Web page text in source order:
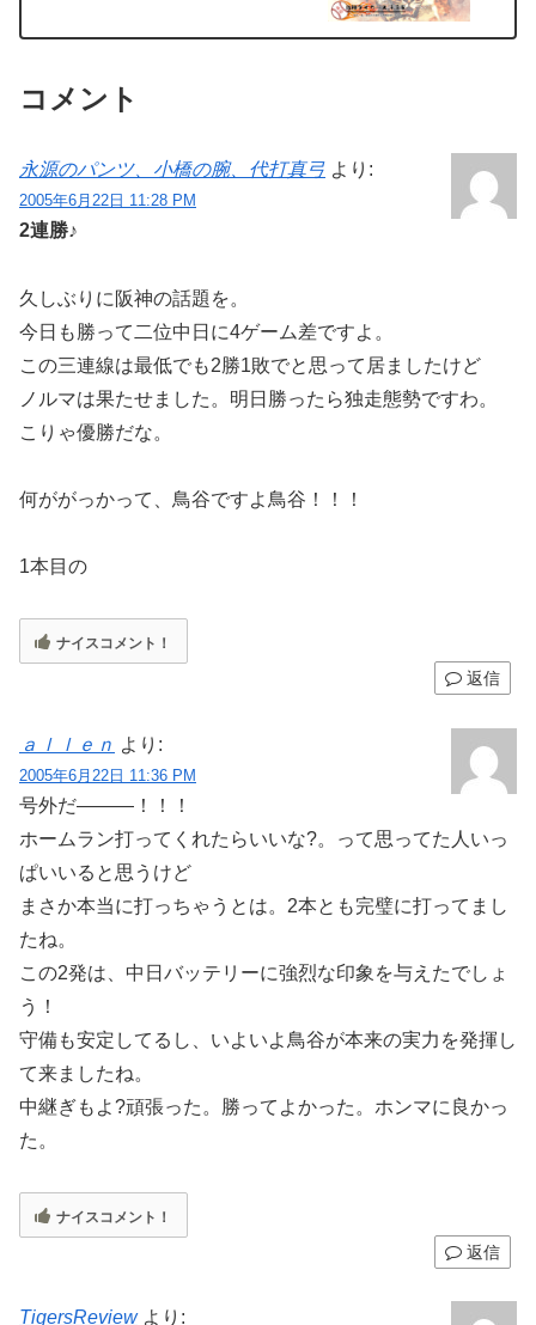
コメント
永源のパンツ、小橋の腕、代打真弓 より:
2005年6月22日 11:28 PM
2連勝♪
久しぶりに阪神の話題を。
今日も勝って二位中日に4ゲーム差ですよ。
この三連線は最低でも2勝1敗でと思って居ましたけど
ノルマは果たせました。明日勝ったら独走態勢ですわ。
こりゃ優勝だな。
何ががっかって、鳥谷ですよ鳥谷！！！
1本目の
ナイスコメント！
返信
ａｌｌｅｎ より:
2005年6月22日 11:36 PM
号外だ―――！！！
ホームラン打ってくれたらいいな?。って思ってた人いっ
ぱいいると思うけど
まさか本当に打っちゃうとは。2本とも完璧に打ってまし
たね。
この2発は、中日バッテリーに強烈な印象を与えたでしょ
う！
守備も安定してるし、いよいよ鳥谷が本来の実力を発揮し
て来ましたね。
中継ぎもよ?頑張った。勝ってよかった。ホンマに良かっ
た。
ナイスコメント！
返信
TigersReview より: